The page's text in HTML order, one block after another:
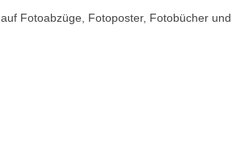
Fotoabzüge, Fotoposter, Fotobücher